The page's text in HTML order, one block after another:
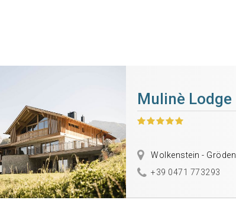
Mulinè Lodge
Wolkenstein - Gröden
+39 0471 773293